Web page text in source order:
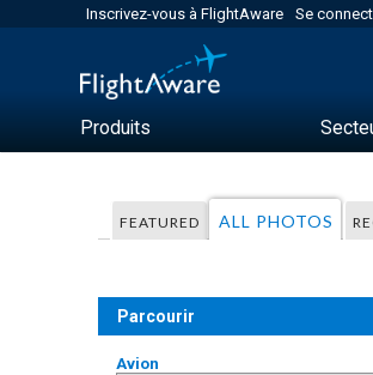
Inscrivez-vous à FlightAware Se
Produits
FEATURED ALL PHOTOS
Parcourir
Avion